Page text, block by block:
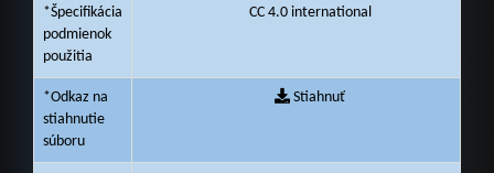
*Špecifikácia
podmienok
použitia
CC 4.0 international
*Odkaz na
stiahnutie
súboru
Stiahnuť